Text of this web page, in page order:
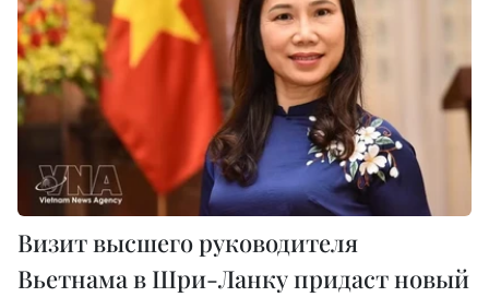
Визит высшего руководителя
Вьетнама в Шри-Ланку придаст новый